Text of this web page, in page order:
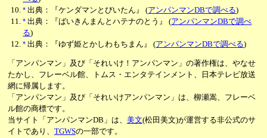
* 出典：『ケンダマンとびいたん』(アンパンマンDBで調べる)
* 出典：『ばいきんまんとハテナのとう』(アンパンマンDBで調べ
る)
* 出典：『ゆず姫とかしわもちまん』(アンパンマンDBで調べる)
「アンパンマン」及び「それいけ！アンパンマン」の著作権は、やなせ
たかし、フレーベル館、トムス・エンタテインメント、日本テレビ放送
網に帰属します。
「アンパンマン」及び「それいけアンパンマン」は、柳瀬嵩、フレーベ
ル館の商標です。
当サイト「アンパンマンDB」は、 美文(松田美文)が運営する非公式のサ
イトであり、 TGWSの一部です。